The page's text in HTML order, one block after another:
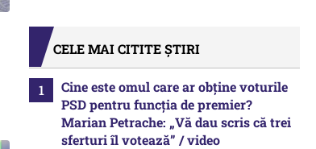
CELE MAI CITITE ȘTIRI
Cine este omul care ar obține voturile
PSD pentru funcția de premier?
Marian Petrache: „Vă dau scris că trei
sferturi îl votează” / video